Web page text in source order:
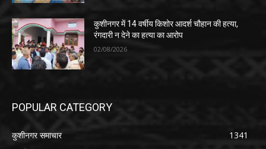
कुशीनगर में 14 वर्षीय किशोर आदर्श चौहान की हत्या,
रंगदारी न देने का हत्या का आरोप
02/08/2026
POPULAR CATEGORY
कुशीनगर समाचार
1341